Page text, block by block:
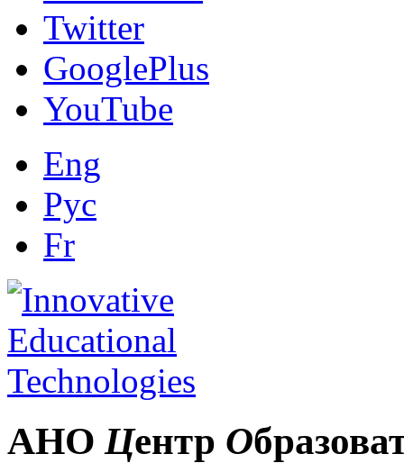
Twitter
GooglePlus
YouTube
Eng
Рус
Fr
АНО Центр О